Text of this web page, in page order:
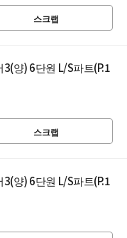
스크랩
양) 6단원 L/S파트(P.1
스크랩
양) 6단원 L/S파트(P.1